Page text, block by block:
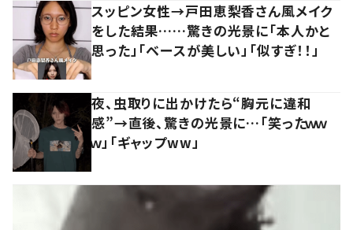
スッピン女性→戸田恵梨香さん風メイク
をした結果……驚きの光景に「本人かと
思った」「ベースが美しい」「似すぎ！！」
夜、虫取りに出かけたら“胸元に違和
感”→直後、驚きの光景に…「笑ったｗｗ
ｗ」「ギャップww」